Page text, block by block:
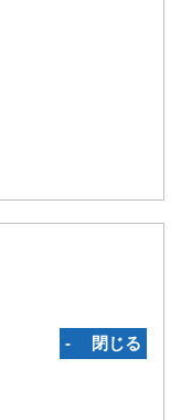
‐ 閉じる